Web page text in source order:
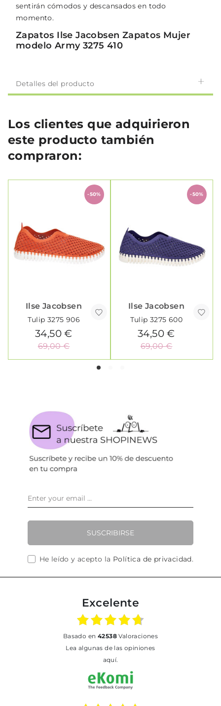
sentirán cómodos y descansados en todo
momento.
Zapatos Ilse Jacobsen Zapatos Mujer
modelo Army 3275 410
Detalles del producto
Los clientes que adquirieron
este producto también
compraron:
-50%
Ilse Jacobsen
Tulip 3275 906
34,50 €
69,00 €
-50%
Ilse Jacobsen
Tulip 3275 600
34,50 €
69,00 €
SUSCRIBIRSE
He leído y acepto la Política de privacidad.
Excelente
basado en 42538Valoraciones
Lea algunas de las opiniones
aquí.